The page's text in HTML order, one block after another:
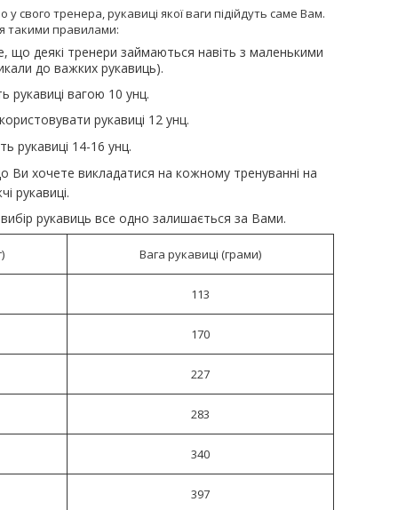
тренера, рукавиці якої ваги підійдуть саме Вам.
такими правилами:
що деякі тренери займаються навіть з маленькими
до важких рукавиць).
рукавиці вагою 10 унц.
рукавиці 12 унц.
рукавиці 14-16 унц.
Ви хочете викладатися на кожному тренуванні на
рукавиці.
рукавиць все одно залишається за Вами.
Вага рукавиці (грами)
113
170
227
283
340
397